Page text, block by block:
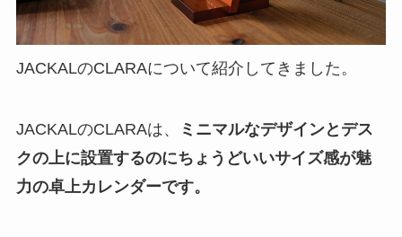
JACKALのCLARAについて紹介してきました。
JACKALのCLARAは、
ミニマルなデザインとデス
クの上に設置するのにちょうどいいサイズ感が魅
力の卓上カレンダーです。